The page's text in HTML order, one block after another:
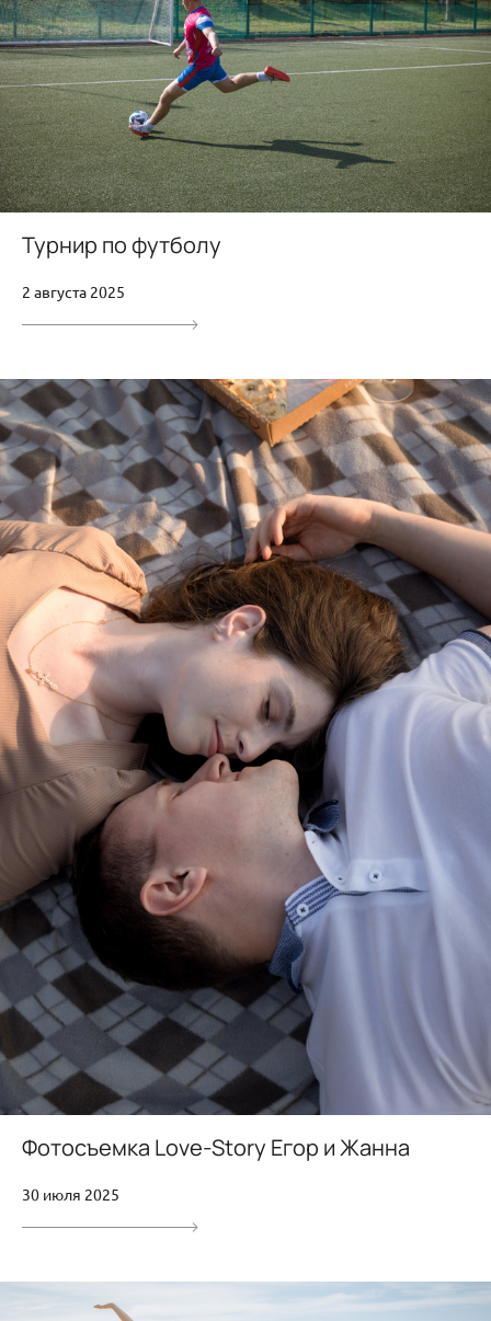
Турнир по футболу
2 августа 2025
Фотосъемка Love-Story Егор и Жанна
30 июля 2025